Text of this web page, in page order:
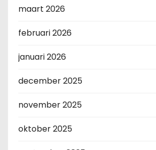
maart 2026
februari 2026
januari 2026
december 2025
november 2025
oktober 2025